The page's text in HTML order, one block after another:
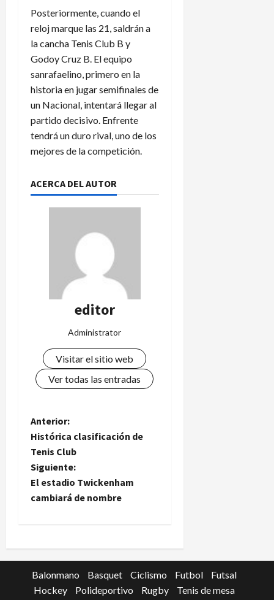
Posteriormente, cuando el
reloj marque las 21, saldrán a
la cancha Tenis Club B y
Godoy Cruz B. El equipo
sanrafaelino, primero en la
historia en jugar semifinales de
un Nacional, intentará llegar al
partido decisivo. Enfrente
tendrá un duro rival, uno de los
mejores de la competición.
ACERCA DEL AUTOR
editor
Administrator
Visitar el sitio web
Ver todas las entradas
N
a
v
e
a
c
Anterior:
Histórica clasificación de
Tenis Club
Siguiente:
El estadio Twickenham
cambiará de nombre
Balonmano Basquet Ciclismo Futbol
Futsal
Hockey
Polideportivo Rugby
Tenis de mesa